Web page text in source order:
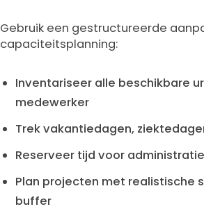
Gebruik een gestructureerde
capaciteitsplanning:
Inventariseer alle beschikbare
medewerker
Trek vakantiedagen,
Reserveer tijd voor
Plan projecten met realistische
buffer